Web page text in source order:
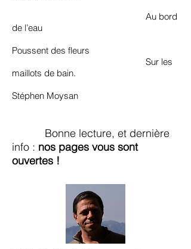
Au bord
de l’eau
Poussent des fleurs
Sur les
maillots de bain.
Stéphen Moysan
Bonne lecture, et dernière
info : nos pages vous sont
ouvertes !